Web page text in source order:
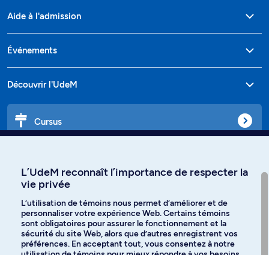
Aide à l'admission
Événements
Découvrir l'UdeM
Cursus
Langues
L’UdeM reconnaît l’importance de respecter la
vie privée
L’utilisation de témoins nous permet d’améliorer et de
personnaliser votre expérience Web. Certains témoins
sont obligatoires pour assurer le fonctionnement et la
sécurité du site Web, alors que d’autres enregistrent vos
préférences. En acceptant tout, vous consentez à notre